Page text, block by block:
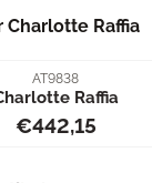
Charlotte Raffia
Artikelnummer
AT9838
Raffia
Preis: 442,15
€442,15